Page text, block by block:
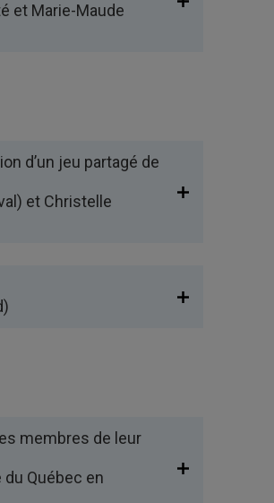
et Marie-Maude
d’un jeu partagé de
et Christelle
membres de leur
Québec en